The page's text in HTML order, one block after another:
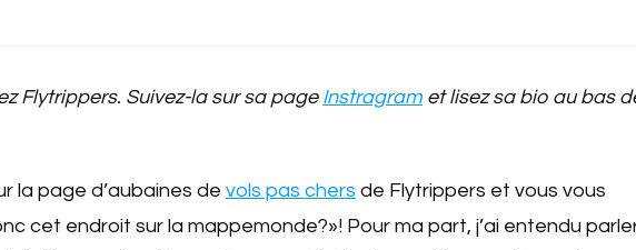
Flytrippers. Suivez-la sur sa page Instragram et lisez sa bio au bas
la page d’aubaines de vols pas chers de Flytrippers et vous vous
cet endroit sur la mappemonde?»! Pour ma part, j’ai entendu